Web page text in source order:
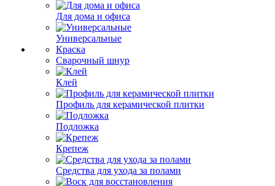
Для дома и офиса
Универсальные
Краска
Сварочный шнур
Клей
Профиль для керамической плитки
Подложка
Крепеж
Средства для ухода за полами